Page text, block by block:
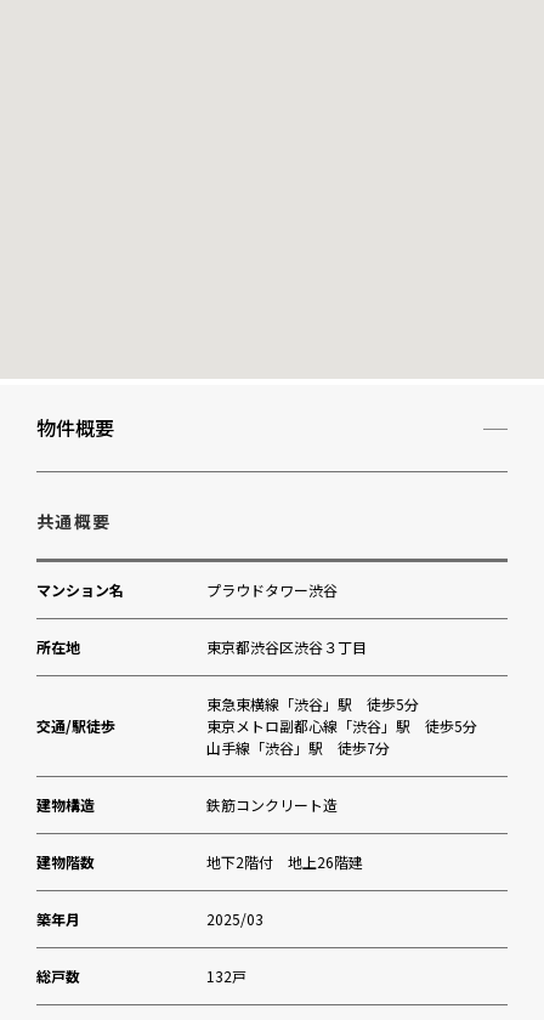
物件概要
共通概要
マンション名 プラウドタワー渋谷
所在地 東京都渋谷区渋谷３丁目
交通/駅徒歩
東急東横線「渋谷」駅 徒歩5分
東京メトロ副都心線「渋谷」駅 徒歩5分
山手線「渋谷」駅 徒歩7分
建物構造 鉄筋コンクリート造
建物階数 地下2階付 地上26階建
築年月 2025/03
総戸数 132戸